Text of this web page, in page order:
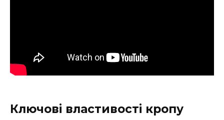
Ключові властивості кропу